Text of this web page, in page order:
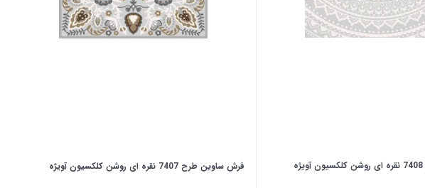
فرش ساوین طرح 7407 نقره ای روشن کلکسیون آویژه